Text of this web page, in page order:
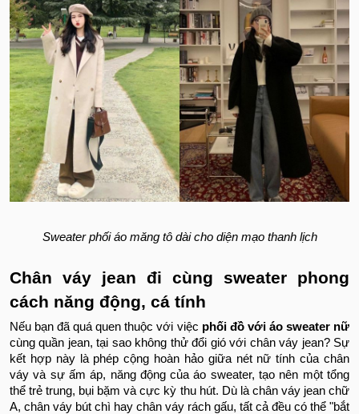
Sweater phối áo măng tô dài cho diện mạo thanh lịch
Chân váy jean đi cùng sweater phong
cách năng động, cá tính
Nếu bạn đã quá quen thuộc với việc phối đồ với áo sweater nữ
cùng quần jean, tại sao không thử đổi gió với chân váy jean? Sự
kết hợp này là phép cộng hoàn hảo giữa nét nữ tính của chân
váy và sự ấm áp, năng động của áo sweater, tạo nên một tổng
thể trẻ trung, bụi bặm và cực kỳ thu hút. Dù là chân váy jean chữ
A, chân váy bút chì hay chân váy rách gấu, tất cả đều có thể "bắt